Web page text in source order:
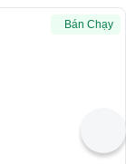
Bán Chạy